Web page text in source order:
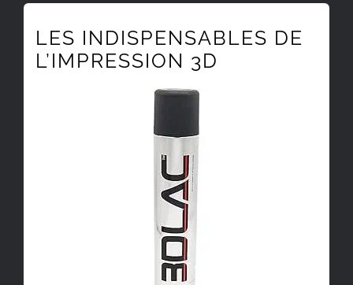
LES INDISPENSABLES DE
L’IMPRESSION 3D